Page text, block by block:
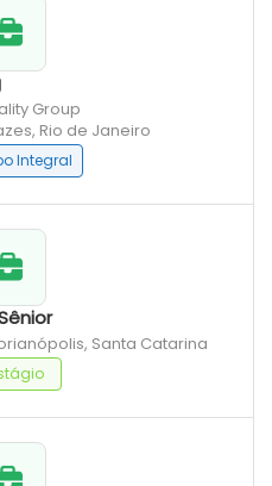
Group
Rio de Janeiro
Integral
Santa Catarina